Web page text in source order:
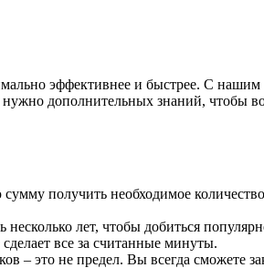
эффективнее и быстрее. С
дополнительных знаний, чтобы
сумму получить необходимое
лет, чтобы добиться
все за считанные минуты.
– это не предел. Вы всегда сможете